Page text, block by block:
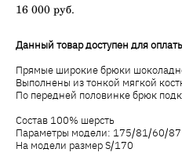
16 000 pуб.
Данный товар доступен для
Прямые широкие брюки
Выполнены из тонкой мягкой
По передней половинке брюк
Состав 100% шерсть
Параметры модели: 175/81/60/87
На модели размер S/170